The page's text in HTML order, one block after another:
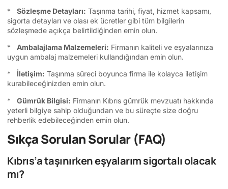
* Sözleşme Detayları: Taşınma tarihi, fiyat, hizmet kapsamı,
sigorta detayları ve olası ek ücretler gibi tüm bilgilerin
sözleşmede açıkça belirtildiğinden emin olun.
* Ambalajlama Malzemeleri: Firmanın kaliteli ve eşyalarınıza
uygun ambalaj malzemeleri kullandığından emin olun.
* İletişim: Taşınma süreci boyunca firma ile kolayca iletişim
kurabileceğinizden emin olun.
* Gümrük Bilgisi: Firmanın Kıbrıs gümrük mevzuatı hakkında
yeterli bilgiye sahip olduğundan ve bu süreçte size doğru
rehberlik edebileceğinden emin olun.
Sıkça Sorulan Sorular (FAQ)
Kıbrıs’a taşınırken eşyalarım sigortalı olacak
mı?